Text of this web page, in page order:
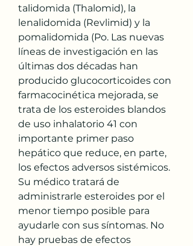
talidomida (Thalomid), la
lenalidomida (Revlimid) y la
pomalidomida (Po. Las nuevas
líneas de investigación en las
últimas dos décadas han
producido glucocorticoides con
farmacocinética mejorada, se
trata de los esteroides blandos
de uso inhalatorio 41 con
importante primer paso
hepático que reduce, en parte,
los efectos adversos sistémicos.
Su médico tratará de
administrarle esteroides por el
menor tiempo posible para
ayudarle con sus síntomas. No
hay pruebas de efectos